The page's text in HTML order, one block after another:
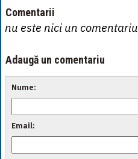
Comentarii
nu este nici un comentariu
Adaugă un comentariu
Nume:
Email: